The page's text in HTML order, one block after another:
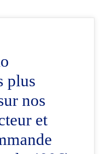
plus
nos
et